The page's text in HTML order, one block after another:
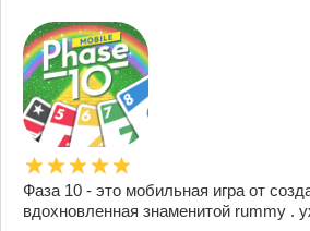
Фаза 10 - это мобильная игра от
вдохновленная знаменитой rummy .